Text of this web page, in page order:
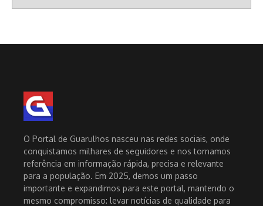
O Portal de Guarulhos nasceu nas redes sociais, onde
conquistamos milhares de seguidores e nos tornamos
referência em informação rápida, precisa e relevante
para a população. Em 2025, demos um passo
importante e expandimos para este portal, mantendo o
mesmo compromisso: levar notícias de qualidade para